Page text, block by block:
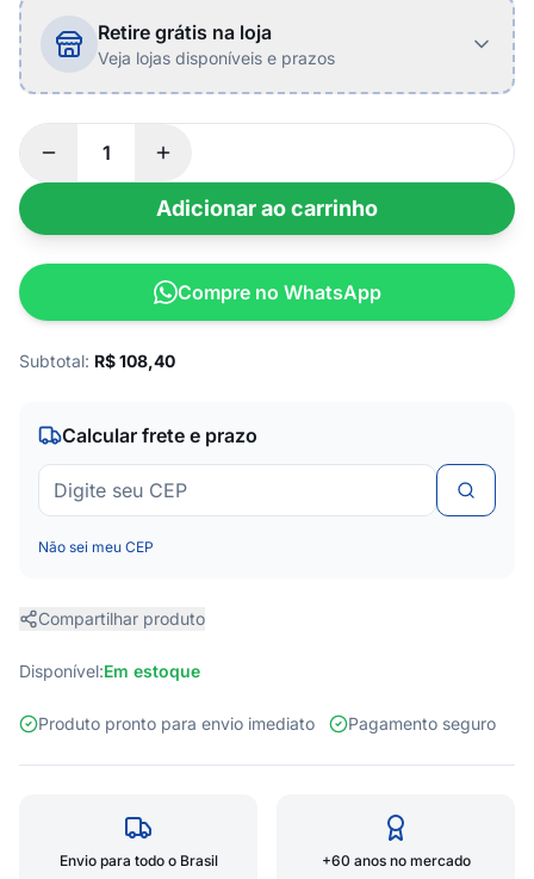
Retire grátis na loja
Veja lojas disponíveis e prazos
Adicionar ao carrinho
Compre no WhatsApp
Subtotal: R$108,40
Calcular frete e prazo
Não sei meu CEP
Compartilhar produto
Disponível:Em estoque
Produto pronto para envio imediato Pagamento seguro
Envio para todo o Brasil +60 anos no mercado